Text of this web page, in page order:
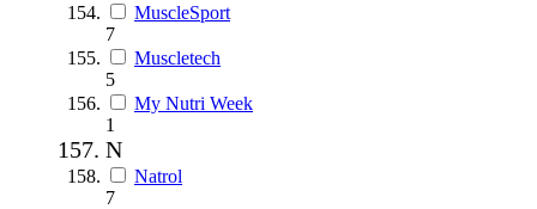
MuscleSport
7
Muscletech
5
My Nutri Week
1
N
Natrol
7